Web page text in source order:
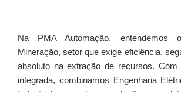
Na PMA Automação, entendemos
Mineração, setor que exige eficiência,
absoluto na extração de recursos. Com
integrada, combinamos Engenharia